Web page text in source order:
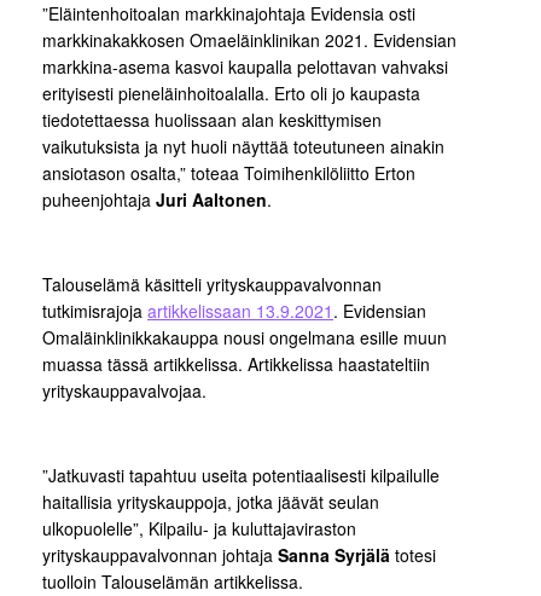
”Eläintenhoitoalan markkinajohtaja Evidensia osti
markkinakakkosen Omaeläinklinikan 2021. Evidensian
markkina-asema kasvoi kaupalla pelottavan vahvaksi
erityisesti pieneläinhoitoalalla. Erto oli jo kaupasta
tiedotettaessa huolissaan alan keskittymisen
vaikutuksista ja nyt huoli näyttää toteutuneen ainakin
ansiotason osalta,” toteaa Toimihenkilöliitto Erton
puheenjohtaja Juri Aaltonen.
Talouselämä käsitteli yrityskauppavalvonnan
tutkimisrajoja artikkelissaan 13.9.2021 . Evidensian
Omaläinklinikkakauppa nousi ongelmana esille muun
muassa tässä artikkelissa. Artikkelissa haastateltiin
yrityskauppavalvojaa.
”Jatkuvasti tapahtuu useita potentiaalisesti kilpailulle
haitallisia yrityskauppoja, jotka jäävät seulan
ulkopuolelle”, Kilpailu- ja kuluttajaviraston
yrityskauppavalvonnan johtaja Sanna Syrjälä totesi
tuolloin Talouselämän artikkelissa.